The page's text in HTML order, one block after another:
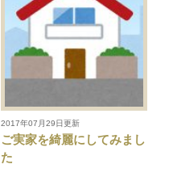
2017年07月29日更新
ご実家を綺麗にしてみまし
た